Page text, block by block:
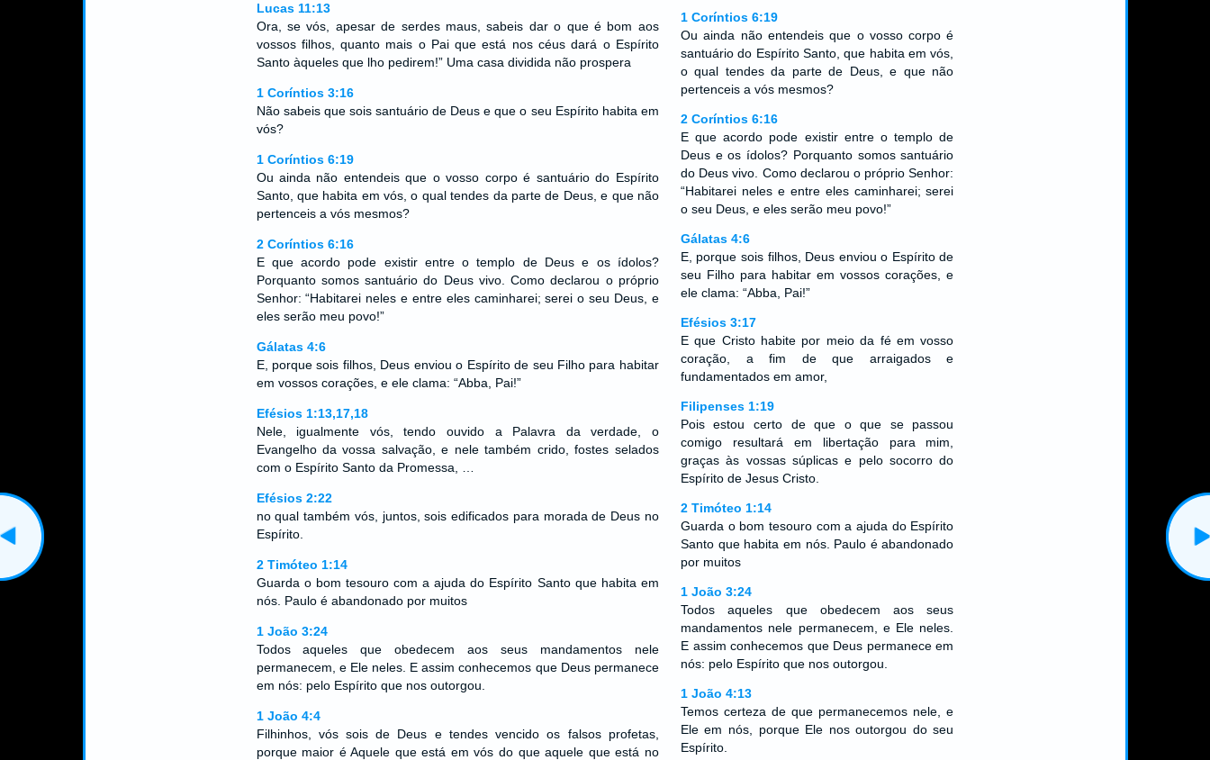
Lucas 11:13
Ora, se vós, apesar de serdes maus, sabeis dar o que é bom aos
vossos filhos, quanto mais o Pai que está nos céus dará o Espírito
Santo àqueles que lho pedirem!” Uma casa dividida não prospera
1 Coríntios 3:16
Não sabeis que sois santuário de Deus e que o seu Espírito habita em
vós?
1 Coríntios 6:19
Ou ainda não entendeis que o vosso corpo é santuário do Espírito
Santo, que habita em vós, o qual tendes da parte de Deus, e que não
pertenceis a vós mesmos?
2 Coríntios 6:16
E que acordo pode existir entre o templo de Deus e os ídolos?
Porquanto somos santuário do Deus vivo. Como declarou o próprio
Senhor: “Habitarei neles e entre eles caminharei; serei o seu Deus, e
eles serão meu povo!”
Gálatas 4:6
E, porque sois filhos, Deus enviou o Espírito de seu Filho para habitar
em vossos corações, e ele clama: “Abba, Pai!”
Efésios 1:13,17,18
Nele, igualmente vós, tendo ouvido a Palavra da verdade, o
Evangelho da vossa salvação, e nele também crido, fostes selados
com o Espírito Santo da Promessa, …
Efésios 2:22
no qual também vós, juntos, sois edificados para morada de Deus no
Espírito.
2 Timóteo 1:14
Guarda o bom tesouro com a ajuda do Espírito Santo que habita em
nós. Paulo é abandonado por muitos
1 João 3:24
Todos aqueles que obedecem aos seus mandamentos nele
permanecem, e Ele neles. E assim conhecemos que Deus permanece
em nós: pelo Espírito que nos outorgou.
1 João 4:4
Filhinhos, vós sois de Deus e tendes vencido os falsos profetas,
porque maior é Aquele que está em vós do que aquele que está no
1 Coríntios 6:19
Ou ainda não entendeis que o vosso corpo é
santuário do Espírito Santo, que habita em vós,
o qual tendes da parte de Deus, e que não
pertenceis a vós mesmos?
2 Coríntios 6:16
E que acordo pode existir entre o templo de
Deus e os ídolos? Porquanto somos santuário
do Deus vivo. Como declarou o próprio Senhor:
“Habitarei neles e entre eles caminharei; serei
o seu Deus, e eles serão meu povo!”
Gálatas 4:6
E, porque sois filhos, Deus enviou o Espírito de
seu Filho para habitar em vossos corações, e
ele clama: “Abba, Pai!”
Efésios 3:17
E que Cristo habite por meio da fé em vosso
coração, a fim de que arraigados e
fundamentados em amor,
Filipenses 1:19
Pois estou certo de que o que se passou
comigo resultará em libertação para mim,
graças às vossas súplicas e pelo socorro do
Espírito de Jesus Cristo.
2 Timóteo 1:14
Guarda o bom tesouro com a ajuda do Espírito
Santo que habita em nós. Paulo é abandonado
por muitos
1 João 3:24
Todos aqueles que obedecem aos seus
mandamentos nele permanecem, e Ele neles.
E assim conhecemos que Deus permanece em
nós: pelo Espírito que nos outorgou.
1 João 4:13
Temos certeza de que permanecemos nele, e
Ele em nós, porque Ele nos outorgou do seu
Espírito.